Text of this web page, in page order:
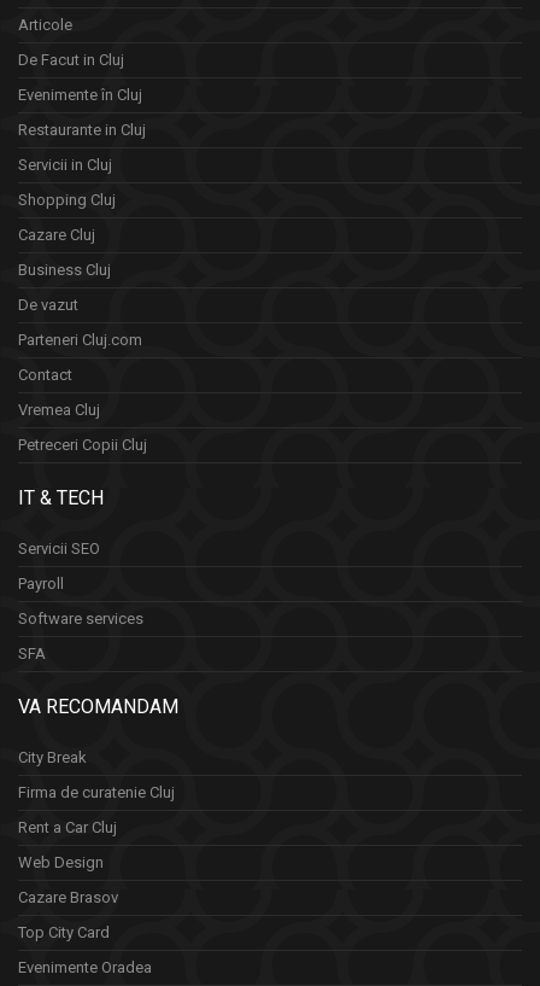
Articole
De Facut in Cluj
Evenimente în Cluj
Restaurante in Cluj
Servicii in Cluj
Shopping Cluj
Cazare Cluj
Business Cluj
De vazut
Parteneri Cluj.com
Contact
Vremea Cluj
Petreceri Copii Cluj
IT & TECH
Servicii SEO
Payroll
Software services
SFA
VA RECOMANDAM
City Break
Firma de curatenie Cluj
Rent a Car Cluj
Web Design
Cazare Brasov
Top City Card
Evenimente Oradea